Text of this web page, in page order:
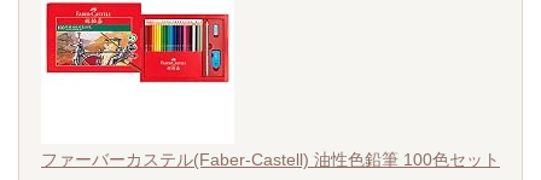
ファーバーカステル(Faber-Castell) 油性色鉛筆 100色セット